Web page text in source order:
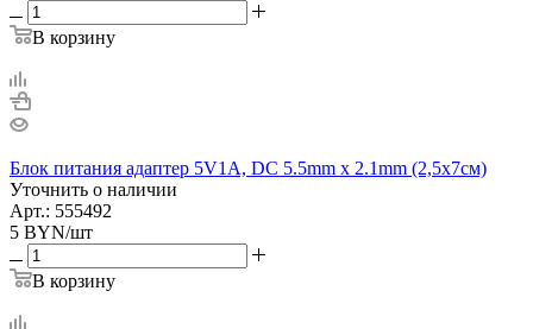
В корзину
Блок питания адаптер 5V1A, DC 5.5mm x 2.1mm (2,5x7см)
Уточнить о наличии
Арт.: 555492
5 BYN/шт
В корзину